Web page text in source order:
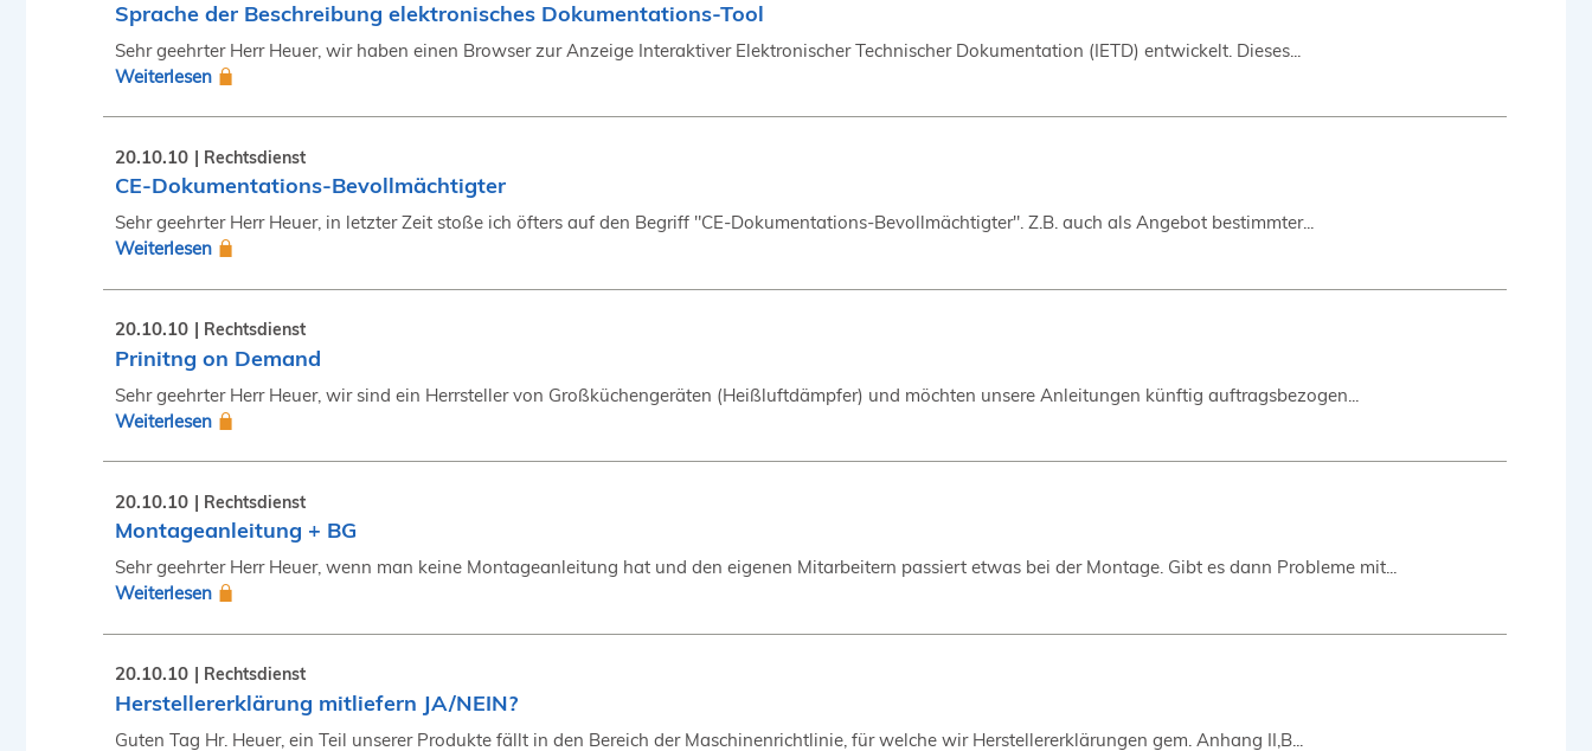
Sprache der Beschreibung elektronisches Dokumentations-Tool
Sehr geehrter Herr Heuer, wir haben einen Browser zur Anzeige Interaktiver Elektronischer Technischer Dokumentation (IETD) entwickelt. Dieses...
Weiterlesen
20.10.10 Rechtsdienst
CE-Dokumentations-Bevollmächtigter
Sehr geehrter Herr Heuer, in letzter Zeit stoße ich öfters auf den Begriff "CE-Dokumentations-Bevollmächtigter". Z.B. auch als Angebot bestimmter...
Weiterlesen
20.10.10 Rechtsdienst
Prinitng on Demand
Sehr geehrter Herr Heuer, wir sind ein Herrsteller von Großküchengeräten (Heißluftdämpfer) und möchten unsere Anleitungen künftig auftragsbezogen...
Weiterlesen
20.10.10 Rechtsdienst
Montageanleitung + BG
Sehr geehrter Herr Heuer, wenn man keine Montageanleitung hat und den eigenen Mitarbeitern passiert etwas bei der Montage. Gibt es dann Probleme mit...
Weiterlesen
20.10.10 Rechtsdienst
Herstellererklärung mitliefern JA/NEIN?
Guten Tag Hr. Heuer, ein Teil unserer Produkte fällt in den Bereich der Maschinenrichtlinie, für welche wir Herstellererklärungen gem. Anhang II,B...